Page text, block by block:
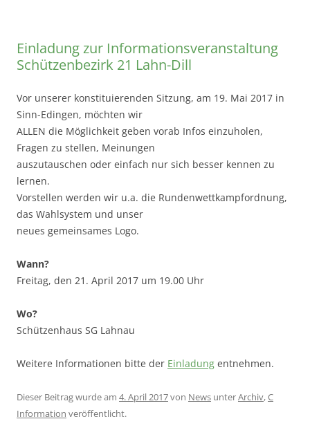
Einladung zur Informationsveranstaltung
Schützenbezirk 21 Lahn-Dill
Vor unserer konstituierenden Sitzung, am 19. Mai 2017 in
Sinn-Edingen, möchten wir
ALLEN die Möglichkeit geben vorab Infos einzuholen,
Fragen zu stellen, Meinungen
auszutauschen oder einfach nur sich besser kennen zu
lernen.
Vorstellen werden wir u.a. die Rundenwettkampfordnung,
das Wahlsystem und unser
neues gemeinsames Logo.
Wann?
Freitag, den 21. April 2017 um 19.00 Uhr
Wo?
Schützenhaus SG Lahnau
Weitere Informationen bitte der Einladung entnehmen.
Dieser Beitrag wurde am 4. April 2017von News unterArchiv,C
Information veröffentlicht.